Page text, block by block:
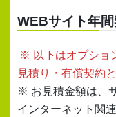
WEBサイト年
※ 以下はオプショ
見積り・有償契約
※ お見積金額は、
インターネット関